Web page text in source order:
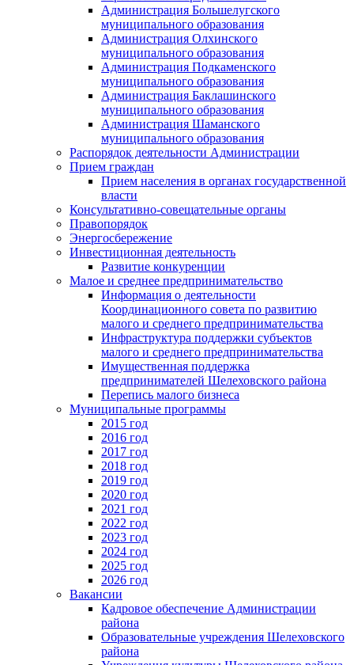
Администрация Большелугского
муниципального образования
Администрация Олхинского
муниципального образования
Администрация Подкаменского
муниципального образования
Администрация Баклашинского
муниципального образования
Администрация Шаманского
муниципального образования
Распорядок деятельности Администрации
Прием граждан
Прием населения в органах государственной
власти
Консультативно-совещательные органы
Правопорядок
Энергосбережение
Инвестиционная деятельность
Развитие конкуренции
Малое и среднее предпринимательство
Информация о деятельности
Координационного совета по развитию
малого и среднего предпринимательства
Инфраструктура поддержки субъектов
малого и среднего предпринимательства
Имущественная поддержка
предпринимателей Шелеховского района
Перепись малого бизнеса
Муниципальные программы
2015 год
2016 год
2017 год
2018 год
2019 год
2020 год
2021 год
2022 год
2023 год
2024 год
2025 год
2026 год
Вакансии
Кадровое обеспечение Администрации
района
Образовательные учреждения Шелеховского
района